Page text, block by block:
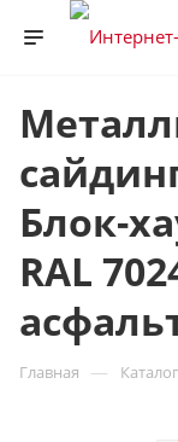
Блок-
RAL
Главная — Каталог